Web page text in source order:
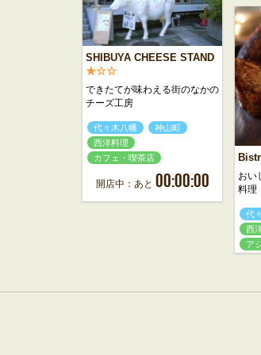
SHIBUYA CHEESE STAND
★☆☆
できたてが味わえる街のなかの
チーズ工房
代々木八幡
神山町
西洋料理
カフェ・喫茶店
開店中：あと 00:00:00
おい
料理
代
西
ア